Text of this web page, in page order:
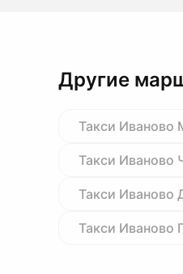
Другие
Такси Иваново
Такси Иваново
Такси Иваново
Такси Иваново